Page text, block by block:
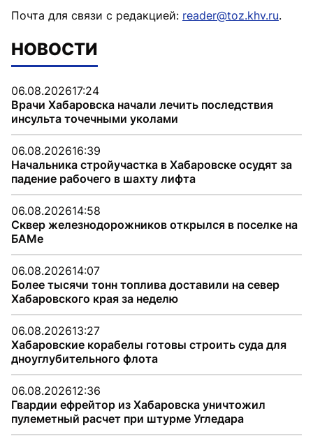
Почта для связи с редакцией: reader@toz.khv.ru.
НОВОСТИ
06.08.202617:24
Врачи Хабаровска начали лечить последствия
инсульта точечными уколами
06.08.202616:39
Начальника стройучастка в Хабаровске осудят за
падение рабочего в шахту лифта
06.08.202614:58
Сквер железнодорожников открылся в поселке на
БАМе
06.08.202614:07
Более тысячи тонн топлива доставили на север
Хабаровского края за неделю
06.08.202613:27
Хабаровские корабелы готовы строить суда для
дноуглубительного флота
06.08.202612:36
Гвардии ефрейтор из Хабаровска уничтожил
пулеметный расчет при штурме Угледара